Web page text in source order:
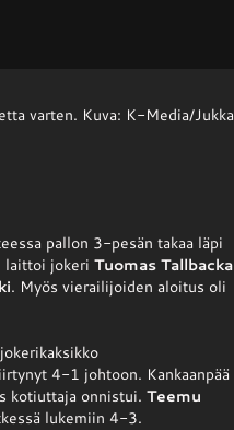
varten. Kuva: K-Media/Jukka
pallon 3-pesän takaa läpi
laittoi jokeriTuomas Tallbacka
. Myös vierailijoiden aloitus oli
4-1 johtoon. Kankaanpää
kotiuttaja onnistui.Teemu
lukemiin 4-3.